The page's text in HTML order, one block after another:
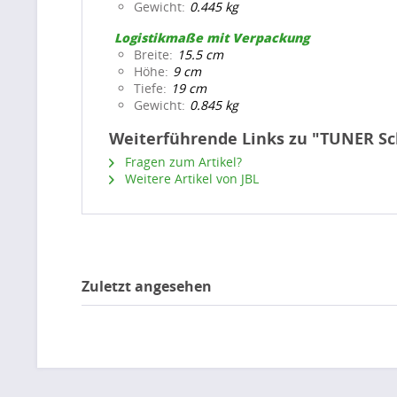
Gewicht 0.445 kg
Logistikmaße mit Verpackung
Breite
15.5 cm
Höhe 9 cm
Tiefe
19 cm
Gewicht 0.845 kg
Weiterführende Links zu "TUNER
Fragen zum Artikel?
Weitere Artikel von JBL
Zuletzt angesehen